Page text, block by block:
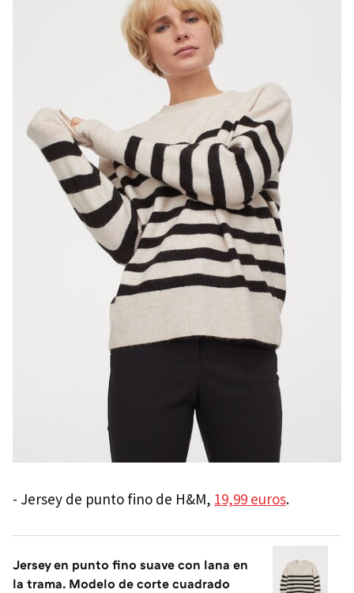
- Jersey de punto fino de H&M, 19,99 euros.
Jersey en punto fino suave con lana en
la trama. Modelo de corte cuadrado